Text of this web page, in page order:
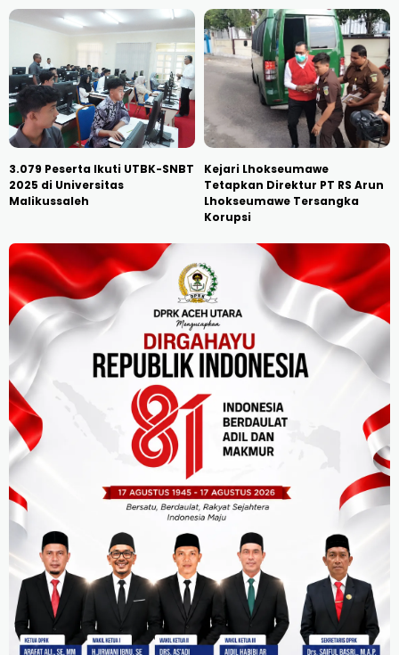
3.079 Peserta Ikuti UTBK-SNBT
2025 di Universitas
Malikussaleh
Kejari Lhokseumawe
Tetapkan Direktur PT RS Arun
Lhokseumawe Tersangka
Korupsi